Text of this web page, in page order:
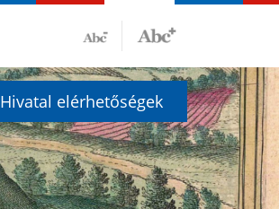
Hivatal elérhetőségek